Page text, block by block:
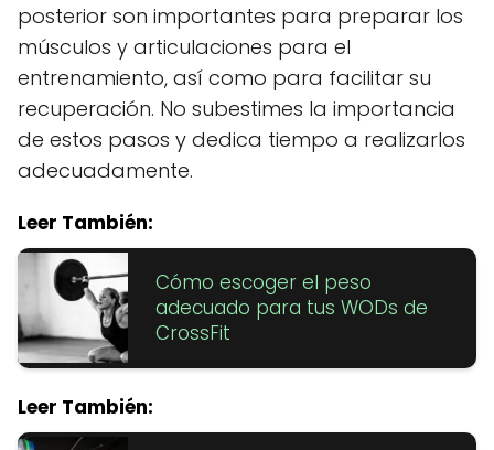
posterior son importantes para preparar los
músculos y articulaciones para el
entrenamiento, así como para facilitar su
recuperación. No subestimes la importancia
de estos pasos y dedica tiempo a realizarlos
adecuadamente.
Leer También:
Cómo escoger el peso
adecuado para tus WODs de
CrossFit
Leer También: